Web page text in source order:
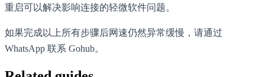
重启可以解决影响连接的轻微软件问题。
如果完成以上所有步骤后网速仍然异常缓慢，请通过
WhatsApp 联系 Gohub。